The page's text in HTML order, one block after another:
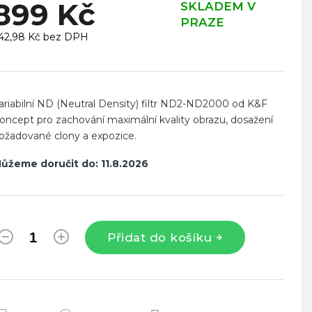
Kč
SKLADEM V
PRAZE
Kč bez DPH
doručit do: 11.8.2026
Přidat do košíku
ND (Neutral Density) filtr ND2-ND2000 od K&F
pro zachování maximální kvality obrazu, dosažení
clony a expozice.